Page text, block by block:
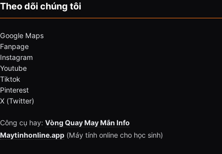
Theo dõi chúng tôi
Google Maps
Fanpage
Instagram
Youtube
Tiktok
Pinterest
X (Twitter)
Công cụ hay: Vòng Quay May Mắn Info
Maytinhonline.app (Máy tính online cho học sinh)